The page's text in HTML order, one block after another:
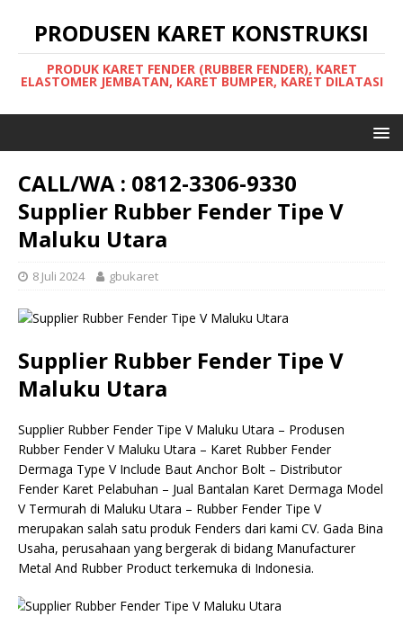
PRODUSEN KARET KONSTRUKSI
PRODUK KARET FENDER (RUBBER FENDER), KARET
ELASTOMER JEMBATAN, KARET BUMPER, KARET DILATASI
CALL/WA : 0812-3306-9330
Supplier Rubber Fender Tipe V
Maluku Utara
8 Juli 2024 gbukaret
Supplier Rubber Fender Tipe V
Maluku Utara
Supplier Rubber Fender Tipe V Maluku Utara – Produsen
Rubber Fender V Maluku Utara – Karet Rubber Fender
Dermaga Type V Include Baut Anchor Bolt – Distributor
Fender Karet Pelabuhan – Jual Bantalan Karet Dermaga Model
V Termurah di Maluku Utara – Rubber Fender Tipe V
merupakan salah satu produk Fenders dari kami CV. Gada Bina
Usaha, perusahaan yang bergerak di bidang Manufacturer
Metal And Rubber Product terkemuka di Indonesia.